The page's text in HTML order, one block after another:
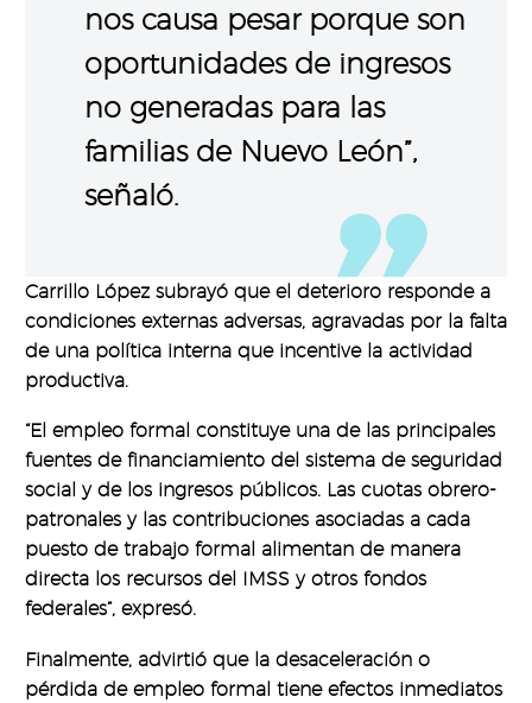
nos causa pesar porque son
oportunidades de ingresos
no generadas para las
familias de Nuevo León”,
señaló.
Carrillo López subrayó que el deterioro responde a
condiciones externas adversas, agravadas por la falta
de una política interna que incentive la actividad
productiva.
“El empleo formal constituye una de las principales
fuentes de financiamiento del sistema de seguridad
social y de los ingresos públicos. Las cuotas obrero-
patronales y las contribuciones asociadas a cada
puesto de trabajo formal alimentan de manera
directa los recursos del IMSS y otros fondos
federales”, expresó.
Finalmente, advirtió que la desaceleración o
pérdida de empleo formal tiene efectos inmediatos